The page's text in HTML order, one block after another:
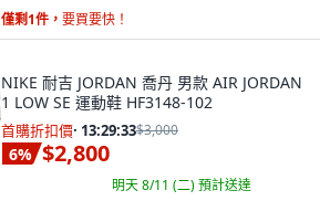
僅剩1件， 要買要快！
NIKE 耐吉 JORDAN 喬丹 男款 AIR JORDAN
1 LOW SE 運動鞋 HF3148-102
首購折扣價· 13:29:32$3,000
6% $2,800
明天 8/11 (二)預計送達